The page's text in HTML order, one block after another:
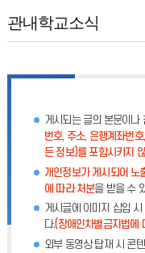
학
소
관내학교소식
게시되는 글의 본문이나
번호, 주소, 은행계좌번
든 정보)를 포함시키지
개인정보가 게시되어 노
에 따라 처분을 받을 수
게시글에 이미지 삽입
다.(장애인차별금지법에
외부 동영상 탑재 시 콘